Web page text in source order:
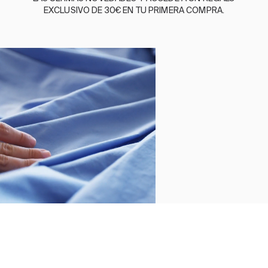
GUÍA DE CUIDADOS
©2026 BASSOLS
TÉRMINOS Y
CONDICIONES
POLÍTICA DE
PRIVACIDAD
POLÍTICA
DE
COOKIES
SÍGUENOS
EXCLUSIVO DE 30€ EN TU PRIMERA COMPRA.